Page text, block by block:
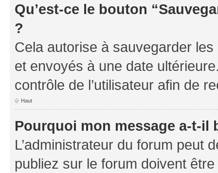
Qu’est-ce le bouton
?
Cela autorise à sauvegarder
et envoyés à une date
contrôle de l’utilisateur afin de
Haut
Pourquoi mon message a-t-il
L’administrateur du forum peut
publiez sur le forum doivent